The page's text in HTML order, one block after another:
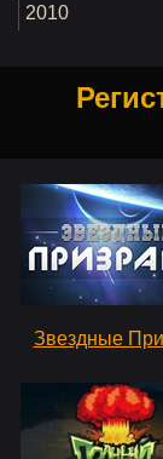
2010
Звездные